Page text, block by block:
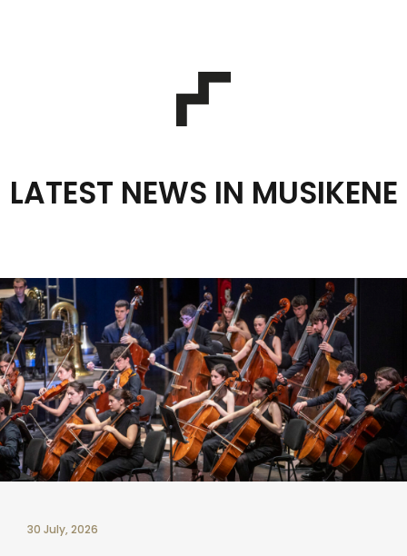
LATEST NEWS IN MUSIKENE
30 July, 2026